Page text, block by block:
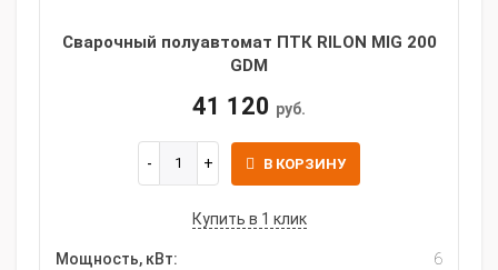
Сварочный полуавтомат ПТК RILON MIG 200
GDM
41 120 руб.
В КОРЗИНУ
Купить в 1 клик
Мощность, кВт:
6